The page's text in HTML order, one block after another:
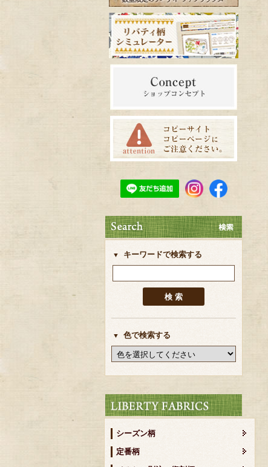
キーワードで検索する
色で検索する
シーズン柄
定番柄